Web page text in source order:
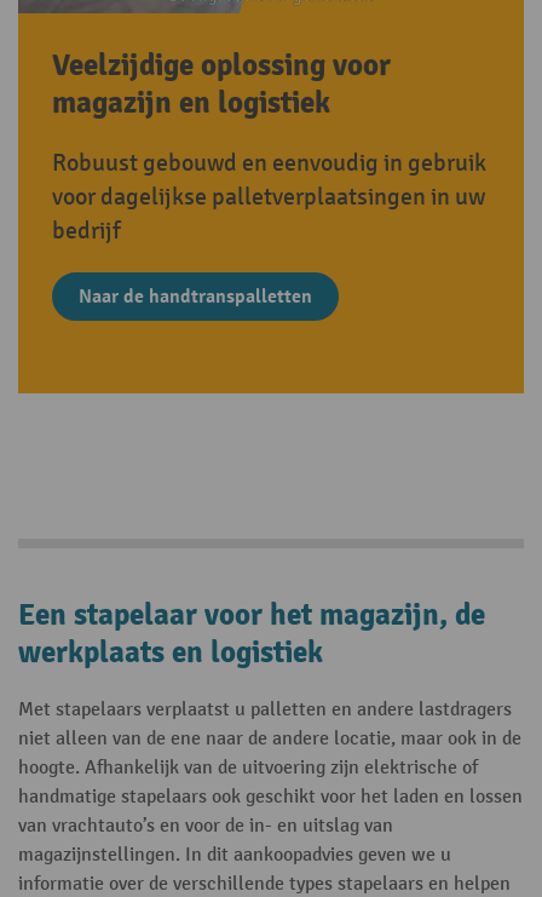
Veelzijdige oplossing voor
magazijn en logistiek
Robuust gebouwd en eenvoudig in gebruik
voor dagelijkse palletverplaatsingen in uw
bedrijf
Naar de handtranspalletten
Een stapelaar voor het magazijn, de
werkplaats en logistiek
Met stapelaars verplaatst u palletten en andere lastdragers
niet alleen van de ene naar de andere locatie, maar ook in de
hoogte. Afhankelijk van de uitvoering zijn elektrische of
handmatige stapelaars ook geschikt voor het laden en lossen
van vrachtauto’s en voor de in- en uitslag van
magazijnstellingen. In dit aankoopadvies geven we u
informatie over de verschillende types stapelaars en helpen